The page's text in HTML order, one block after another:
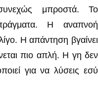
μπροστά. Το
Η αναπνοή
Η απάντηση βγαίνει
πιο απλή. Η γη δεν
για να λύσεις εσύ